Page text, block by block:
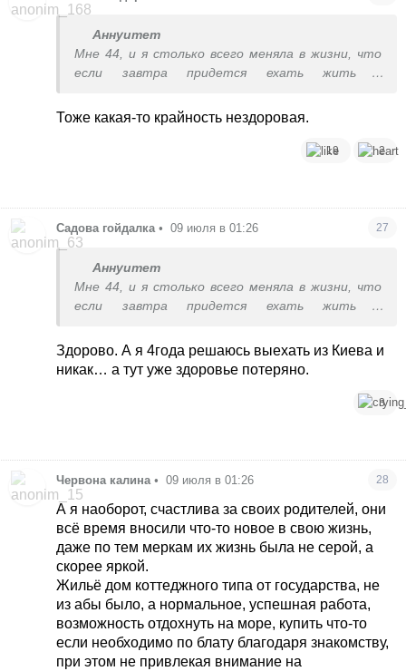
Аннуитет
Мне 44, и я столько всего меняла в жизни, что
если завтра придется ехать жить в
поесть - ну не сказать, что меня это очень
Тоже какая-то крайность нездоровая.
19 2
Садова гойдалка • 09 июля в 01:26 27
Аннуитет
Мне 44, и я столько всего меняла в жизни, что
если завтра придется ехать жить в
поесть - ну не сказать, что меня это очень
Здорово. А я 4года решаюсь выехать из Киева и
никак… а тут уже здоровье потеряно.
3
Червона калина • 09 июля в 01:26 28
А я наоборот, счастлива за своих родителей, они
всё время вносили что-то новое в свою жизнь,
даже по тем меркам их жизнь была не серой, а
скорее яркой.
Жильё дом коттеджного типа от государства, не
из абы было, а нормальное, успешная работа,
возможность отдохнуть на море, купить что-то
если необходимо по блату благодаря знакомству,
при этом не привлекая внимание на